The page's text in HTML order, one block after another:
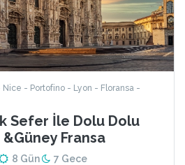
Nice - Portofino - Lyon - Floransa -
Sefer İle Dolu Dolu
Fransa
8 Gün 7 Gece